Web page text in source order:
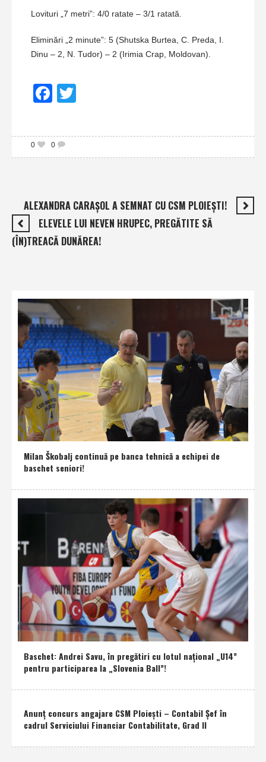
Lovituri „7 metri”: 4/0 ratate – 3/1 ratată.
Eliminări „2 minute”: 5 (Shutska Burtea, C. Preda, I.
Dinu – 2, N. Tudor) – 2 (Irimia Crap, Moldovan).
Facebook
0
0
ALEXANDRA CARAŞOL A SEMNAT CU CSM PLOIEŞTI!
ELEVELE LUI NEVEN HRUPEC, PREGĂTITE SĂ
(ÎN)TREACĂ DUNĂREA!
Milan Škobalj continuă pe banca tehnică a echipei de
baschet seniori!
Baschet: Andrei Savu, în pregătiri cu lotul naţional „U14”
pentru participarea la „Slovenia Ball”!
Anunţ concurs angajare CSM Ploieşti – Contabil Şef în
cadrul Serviciului Financiar Contabilitate, Grad II